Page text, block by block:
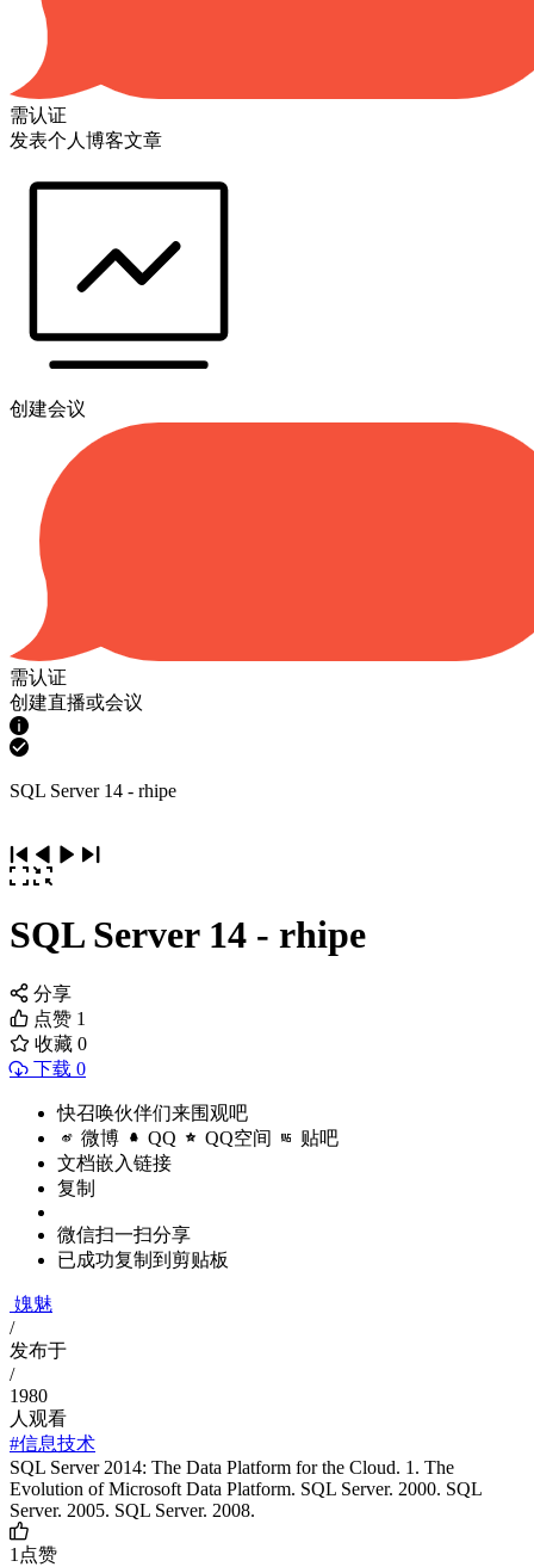
需认证
发表个人博客文章
创建会议
需认证
创建直播或会议
SQL Server 14 - rhipe
SQL Server 14 - rhipe
分享
点赞 1
收藏 0
下载 0
快召唤伙伴们来围观吧
微博 QQ QQ空间 贴吧
文档嵌入链接
复制
微信扫一扫分享
已成功复制到剪贴板
媿魅
/
发布于
/
1980
人观看
#信息技术
SQL Server 2014: The Data Platform for the Cloud. 1. The
Evolution of Microsoft Data Platform. SQL Server. 2000. SQL
Server. 2005. SQL Server. 2008.
1点赞